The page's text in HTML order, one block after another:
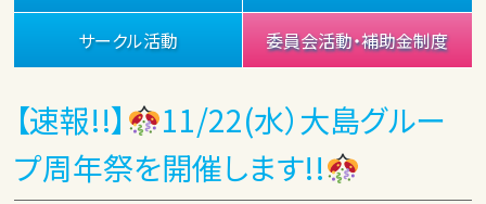
サークル活動 委員会活動・補助金制度
【速報!!】
11/22(水）大島グルー
プ周年祭を開催します!!